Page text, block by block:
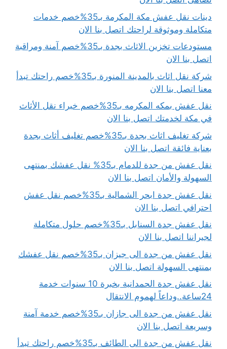
دينات نقل عفش مكة المكرمة بـ35%خصم خدمات
متكاملة وموثوقة لراحتك اتصل بنا الان
مستودعات تخزين الاثاث بجدة بـ35%خصم آمنة ومراقبة
اتصل بنا الان
شركة نقل اثاث بالمدينة المنورة بـ35%خصم راحتك تبدأ
معنا اتصل بنا الان
نقل عفش بمكه المكرمه بـ35%خصم خبراء نقل الأثاث
في مكة لخدمتك اتصل بنا الان
شركة تغليف اثاث بجدة بـ35%خصم تغليف أثاث بجدة
بعناية فائقة اتصل بنا الان
نقل عفش من جدة للدمام بـ35% نقل عفشك بمنتهى
السهولة والأمان اتصل بنا الان
نقل عفش جدة ابحر الشمالية بـ35%خصم نقل عفش
احترافي اتصل بنا الان
نقل عفش جدة السنابل بـ35%خصم حلول متكاملة
لجيراننا اتصل بنا الان
نقل عفش من جدة الى جيزان بـ35%خصم نقل عفشك
بمنتهى السهولة اتصل بنا الان
نقل عفش جدة الحمدانية بخبرة 10 سنوات خدمة
24ساعة..وداعاً لهموم الانتقال
نقل عفش من جدة الى جازان بـ35%خصم خدمة آمنة
وسريعة اتصل بنا الان
نقل عفش من جدة الى الطائف بـ35%خصم راحتك تبدأ